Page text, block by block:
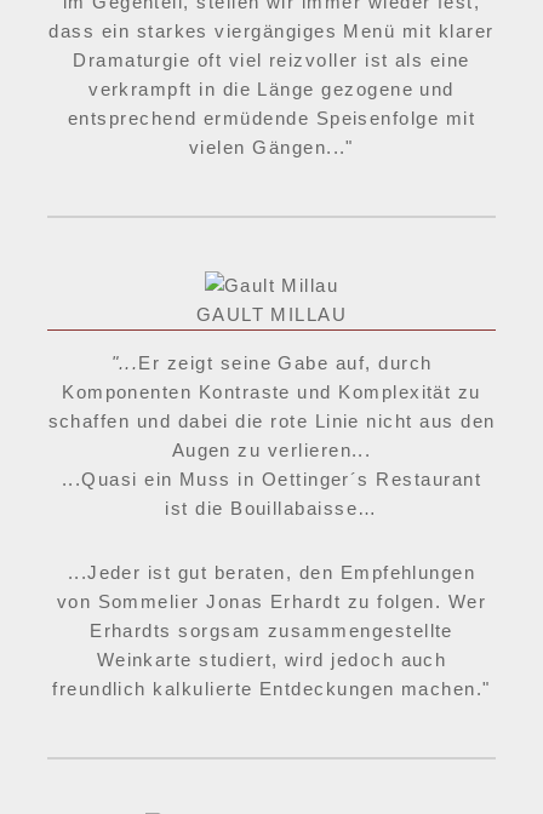
dass ein starkes viergängiges Menü mit klarer
Dramaturgie oft viel reizvoller ist als eine
verkrampft in die Länge gezogene und
entsprechend ermüdende Speisenfolge mit
vielen Gängen..."
GAULT MILLAU
"...Er zeigt seine Gabe auf, durch
Komponenten Kontraste und Komplexität zu
schaffen und dabei die rote Linie nicht aus den
Augen zu verlieren...
...Quasi ein Muss in Oettinger´s Restaurant
ist die Bouillabaisse…
...Jeder ist gut beraten, den Empfehlungen
von Sommelier Jonas Erhardt zu folgen. Wer
Erhardts sorgsam zusammengestellte
Weinkarte studiert, wird jedoch auch
freundlich kalkulierte Entdeckungen machen."